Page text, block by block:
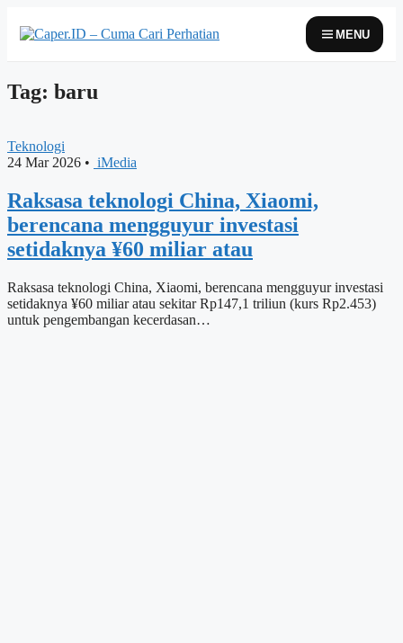
MENU
Tag: baru
Teknologi
24 Mar 2026 • iMedia
Raksasa teknologi China, Xiaomi,
berencana mengguyur investasi
setidaknya ¥60 miliar atau
Raksasa teknologi China, Xiaomi, berencana mengguyur investasi
setidaknya ¥60 miliar atau sekitar Rp147,1 triliun (kurs Rp2.453)
untuk pengembangan kecerdasan…